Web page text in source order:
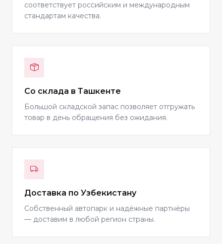
соответствует российским и международным
стандартам качества.
Со склада в Ташкенте
Большой складской запас позволяет отгружать
товар в день обращения без ожидания.
Доставка по Узбекистану
Собственный автопарк и надёжные партнёры
— доставим в любой регион страны.